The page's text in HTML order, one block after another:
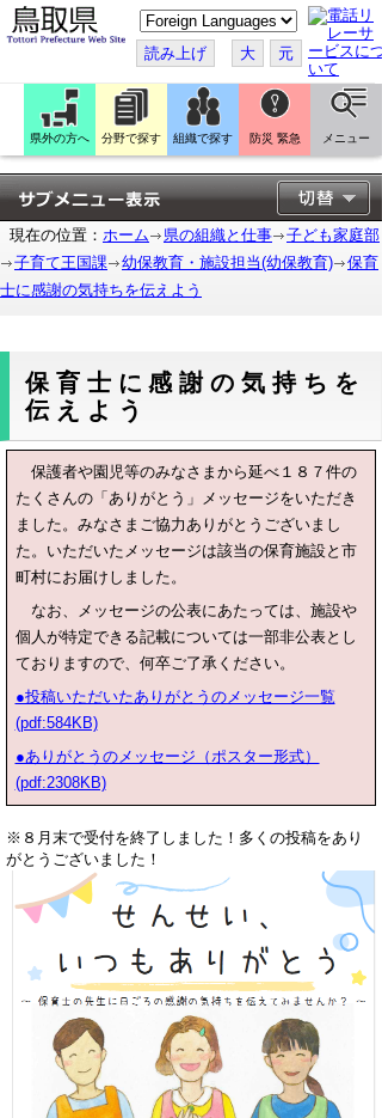
こ
の
ペ
ー
ジ
翻
訳
す
る
読み上げ 大 元
県外の方へ 分野で探す 組織で探す 防災 緊急 メニュー
現在の位置： ホーム 県の組織と仕事
子ども家庭部
子育て王国課
幼保教育・施設担当(幼保教育)
保育
士に感謝の気持ちを伝えよう
保育士に感謝の気持ちを
伝えよう
保護者や園児等のみなさまから延べ１８７件の
たくさんの「ありがとう」メッセージをいただき
ました。みなさまご協力ありがとうございまし
た。いただいたメッセージは該当の保育施設と市
町村にお届けしました。
なお、メッセージの公表にあたっては、 施設や
個人が特定できる記載については一部非公表とし
ておりますので、何卒ご了承ください。
●投稿いただいたありがとうのメッセージ一覧
(pdf:584KB)
●ありがとうのメッセージ（ポスター形式）
(pdf:2308KB)
※８月末で受付を終了しました！多くの投稿をあり
がとうございました！